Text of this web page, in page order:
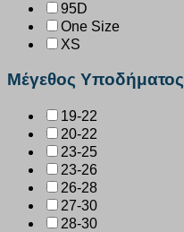
95D
One Size
XS
Μέγεθος Υποδήματος
19-22
20-22
23-25
23-26
26-28
27-30
28-30